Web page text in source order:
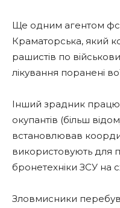
Ще одним агентом
Краматорська, який
рашистів по
лікування поранені
Інший зрадник
окупантів (більш
встановлював
використовують для
бронетехніки ЗСУ на
Зловмисники